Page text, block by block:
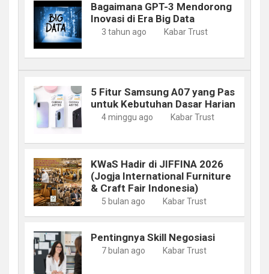
Bagaimana GPT-3 Mendorong
Inovasi di Era Big Data
3 tahun ago Kabar Trust
5 Fitur Samsung A07 yang Pas
untuk Kebutuhan Dasar Harian
4 minggu ago Kabar Trust
KWaS Hadir di JIFFINA 2026
(Jogja International Furniture
& Craft Fair Indonesia)
5 bulan ago Kabar Trust
Pentingnya Skill Negosiasi
7 bulan ago Kabar Trust